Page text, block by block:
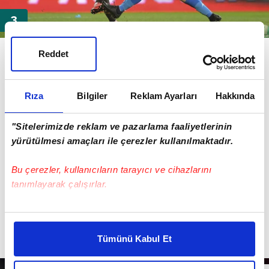
Rıza Bilgiler Reklam Ayarları Hakkında
"Sitelerimizde reklam ve pazarlama faaliyetlerinin
yürütülmesi amaçları ile çerezler kullanılmaktadır.
Bu çerezler, kullanıcıların tarayıcı ve cihazlarını
tanımlayarak çalışırlar.
Bu çerezlere izin vermeniz halinde sizlere özel
daha iyi reklam deneyimi yaşatabiliriz. Bunu yaparken
amacımızın size daha iyi bir reklam deneyimi sunmak
Tümünü Kabul Et
Reddet
Pepe Reina'nın çaresiz bakışları arasında topu Napoli
ağlarına bıraktı.